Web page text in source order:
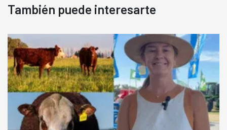
También puede interesarte